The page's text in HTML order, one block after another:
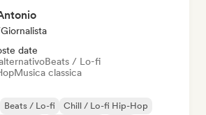
date
Beats / Lo-fi
Musica classica
Beats / Lo-fi
Chill / Lo-fi Hip-Hop